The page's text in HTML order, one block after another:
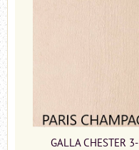
GALLA CHESTER 3-